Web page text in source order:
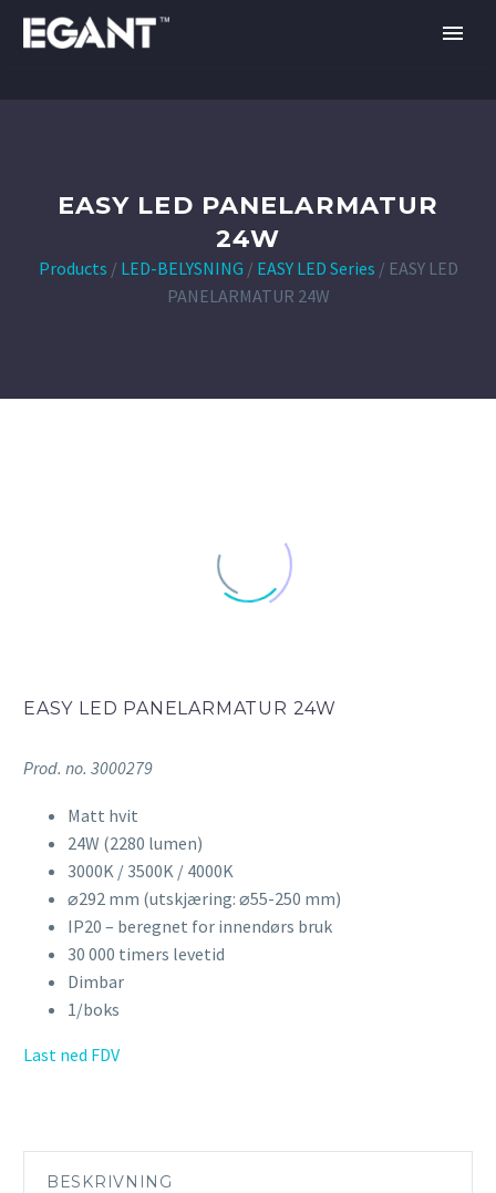
EASY LED PANELARMATUR
24W
Products / LED-BELYSNING / EASY LED Series / EASY LED
PANELARMATUR 24W
EASY LED PANELARMATUR 24W
Prod. no. 3000279
Matt hvit
24W (2280 lumen)
3000K / 3500K / 4000K
⌀292 mm (utskjæring: ⌀55-250 mm)
IP20 – beregnet for innendørs bruk
30 000 timers levetid
Dimbar
1/boks
Last ned FDV
BESKRIVNING